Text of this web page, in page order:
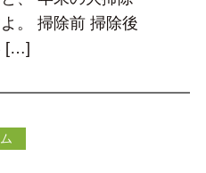
。 掃除前 掃除後
[…]